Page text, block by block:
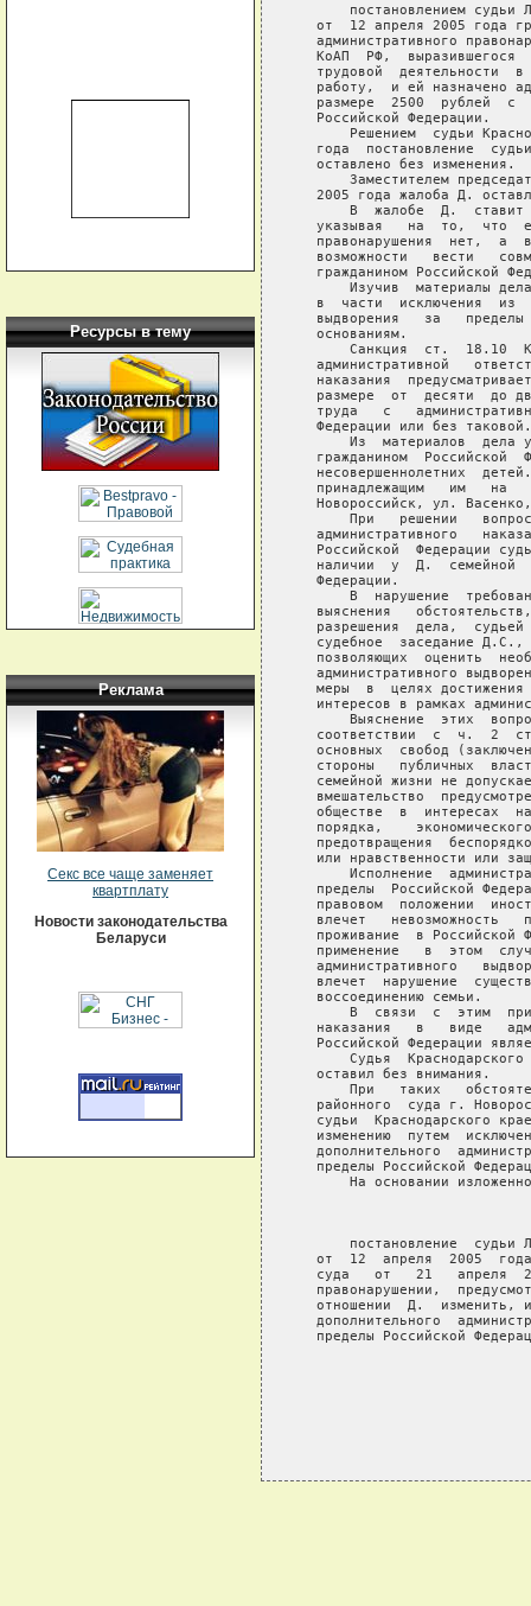
Ресурсы в тему
Реклама
Секс все чаще заменяет
квартплату
Новости законодательства
Беларуси
постановлением судьи
от  12 апреля 2005 года
административного
КоАП  РФ,  выразившегося
трудовой  деятельности
работу,  и ей назначено
размере  2500  рублей  с
   Российской Федерации.
Решением  судьи
года  постановление
   оставлено без изменения.
Заместителем
2005 года жалоба Д.
В  жалобе  Д.
указывая   на  то,  что
правонарушения  нет,  а
возможности   вести
гражданином Российской
Изучив  материалы
в  части  исключения  из
выдворения   за
   основаниям.
Санкция  ст.  18.10
административной
наказания
размере  от  десяти  до
труда   с
   Федерации или без таковой.
Из  материалов  дела
гражданином  Российской
несовершеннолетних
принадлежащим   им   на
Новороссийск, ул.
При   решении
административного
Российской  Федерации
наличии  у  Д.  семейной
   Федерации.
В  нарушение
выяснения
разрешения  дела,
судебное  заседание
позволяющих  оценить
административного
меры  в  целях
интересов в рамках
Выяснение  этих
соответствии  с  ч.  2
основных  свобод
стороны   публичных
семейной жизни не
вмешательство
обществе  в  интересах
порядка,
предотвращения
или нравственности или
Исполнение
пределы  Российской
правовом  положении
влечет   невозможность
проживание  в Российской
применение   в  этом
административного
влечет  нарушение
   воссоединению семьи.
В  связи  с  этим
наказания   в   виде
Российской Федерации
Судья
   оставил без внимания.
При   таких
районного  суда г.
судьи  Краснодарского
изменению  путем
дополнительного
пределы Российской
На основании
постановление  судьи
от  12  апреля  2005
суда   от   21   апреля
правонарушении,
отношении  Д.  изменить,
дополнительного
пределы Российской